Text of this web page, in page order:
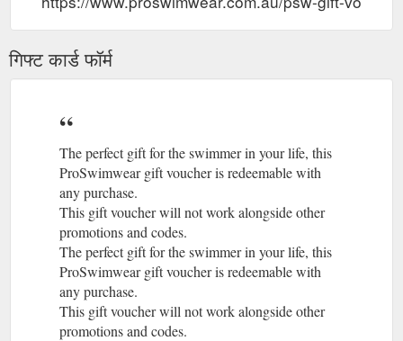
गिफ्ट कार्ड फॉर्म
The perfect gift for the swimmer in your life, this
ProSwimwear gift voucher is redeemable with
any purchase.
This gift voucher will not work alongside other
promotions and codes.
The perfect gift for the swimmer in your life, this
ProSwimwear gift voucher is redeemable with
any purchase.
This gift voucher will not work alongside other
promotions and codes.